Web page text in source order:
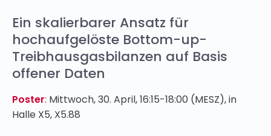
Ein skalierbarer Ansatz für
hochaufgelöste Bottom-up-
Treibhausgasbilanzen auf Basis
offener Daten
Poster: Mittwoch, 30. April, 16:15-18:00 (MESZ), in
Halle X5, X5.88